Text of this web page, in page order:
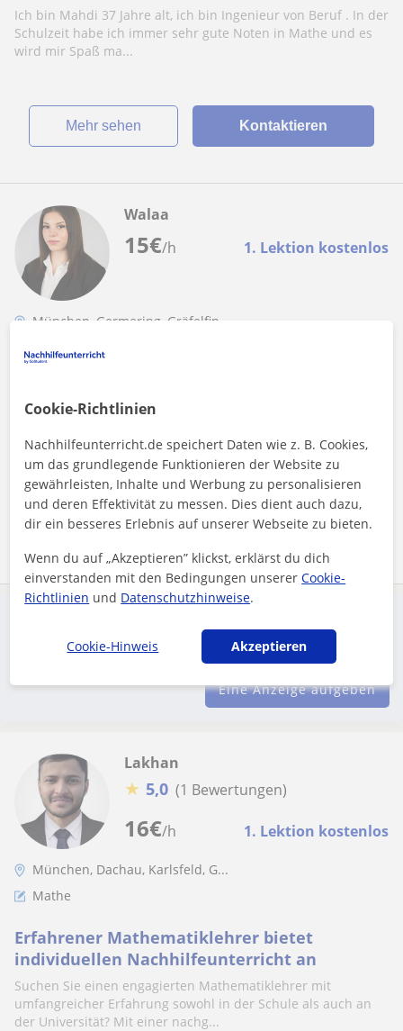
Ich bin Mahdi 37 Jahre alt, ich bin Ingenieur von Beruf . In der
Schulzeit habe ich immer sehr gute Noten in Mathe und es
wird mir Spaß ma...
Mehr sehen Kontaktieren
15€/h 1. Lektion kostenlos
Walaa
München, Germering, Gräfelfin...
Mathe: Gymnasium
Ich bin Walaa, 15 Jahre alt und habe meine Grundschule mit
es auf das Gymnasium...
Mehr sehen Kontaktieren
Schalte eine Suchanzeige, damit Lehrkräfte dich finden
Eine Anzeige aufgeben
16€/h 1. Lektion kostenlos
Lakhan
★ 5,0 (1 Bewertungen)
München, Dachau, Karlsfeld, G...
Mathe
Erfahrener Mathematiklehrer bietet
individuellen Nachhilfeunterricht an
Suchen Sie einen engagierten Mathematiklehrer mit
umfangreicher Erfahrung sowohl in der Schule als auch an
der Universität? Mit einer nachg...
Cookie-Richtlinien
Nachhilfeunterricht.de speichert Daten wie z. B. Cookies,
um das grundlegende Funktionieren der Website zu
gewährleisten, Inhalte und Werbung zu personalisieren
und deren Effektivität zu messen. Dies dient auch dazu,
dir ein besseres Erlebnis auf unserer Webseite zu bieten.
Wenn du auf „Akzeptieren” klickst, erklärst du dich
einverstanden mit den Bedingungen unsererCookie-
Richtlinien und Datenschutzhinweise.
Cookie-Hinweis Akzeptieren